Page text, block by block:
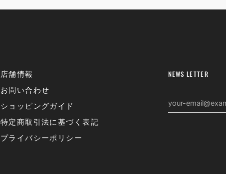
店舗情報
お問い合わせ
ショッピングガイド
特定商取引法に基づく表記
プライバシーポリシー
NEWS LETTER